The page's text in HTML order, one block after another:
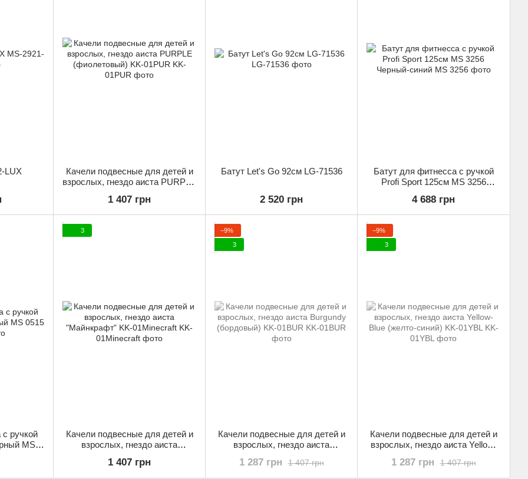
LUX
Качели подвесные для детей и
взрослых, гнездо аиста PURPLE
1 407 грн
Батут Let's Go 92см LG-71536
2 520 грн
Батут для фитнесса с ручкой
Profi Sport 125см MS 3256
4 688 грн
ручкой
MS
3
Качели подвесные для детей и
взрослых, гнездо аиста
1 407 грн
−9%
3
Качели подвесные для детей и
взрослых, гнездо аиста
1 407 грн
1 287 грн
−9%
3
Качели подвесные для детей и
взрослых, гнездо аиста Yellow-
1 407 грн
1 287 грн